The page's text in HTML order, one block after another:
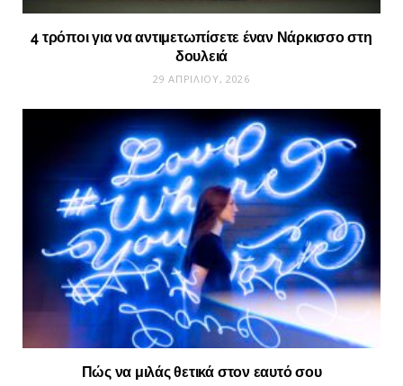
4 τρόποι για να αντιμετωπίσετε έναν Νάρκισσο στη
δουλειά
29 ΑΠΡΙΛΊΟΥ, 2026
Πώς να μιλάς θετικά στον εαυτό σου